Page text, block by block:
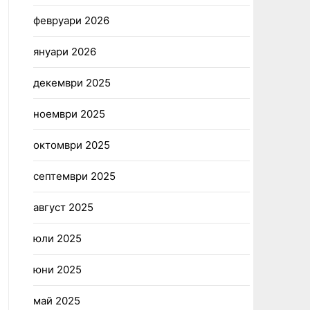
февруари 2026
януари 2026
декември 2025
ноември 2025
октомври 2025
септември 2025
август 2025
юли 2025
юни 2025
май 2025